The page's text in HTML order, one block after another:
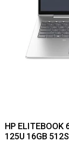
HP ELITEBOOK
125U 16GB